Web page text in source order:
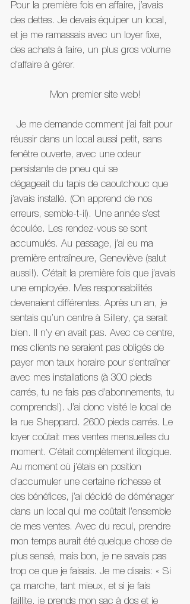
Pour la première fois en affaire, j’avais
des dettes. Je devais équiper un local,
et je me ramassais avec un loyer fixe,
des achats à faire, un plus gros volume
d’affaire à gérer.
Mon premier site web!
Je me demande comment j’ai fait pour
réussir dans un local aussi petit, sans
fenêtre ouverte, avec une odeur
persistante de pneu qui se
dégageait du tapis de caoutchouc que
j’avais installé. (On apprend de nos
erreurs, semble-t-il). Une année s’est
écoulée. Les rendez-vous se sont
accumulés. Au passage, j’ai eu ma
première entraîneure, Geneviève (salut
aussi!). C’était la première fois que j’avais
une employée. Mes responsabilités
devenaient différentes. Après un an, je
sentais qu’un centre à Sillery, ça serait
bien. Il n’y en avait pas. Avec ce centre,
mes clients ne seraient pas obligés de
payer mon taux horaire pour s’entraîner
avec mes installations (à 300 pieds
carrés, tu ne fais pas d’abonnements, tu
comprends!). J’ai donc visité le local de
la rue Sheppard. 2600 pieds carrés. Le
loyer coûtait mes ventes mensuelles du
moment. C’était complètement illogique.
Au moment où j’étais en position
d’accumuler une certaine richesse et
des bénéfices, j’ai décidé de déménager
dans un local qui me coûtait l’ensemble
de mes ventes. Avec du recul, prendre
mon temps aurait été quelque chose de
plus sensé, mais bon, je ne savais pas
trop ce que je faisais. Je me disais: « Si
ça marche, tant mieux, et si je fais
faillite, je prends mon sac à dos et je